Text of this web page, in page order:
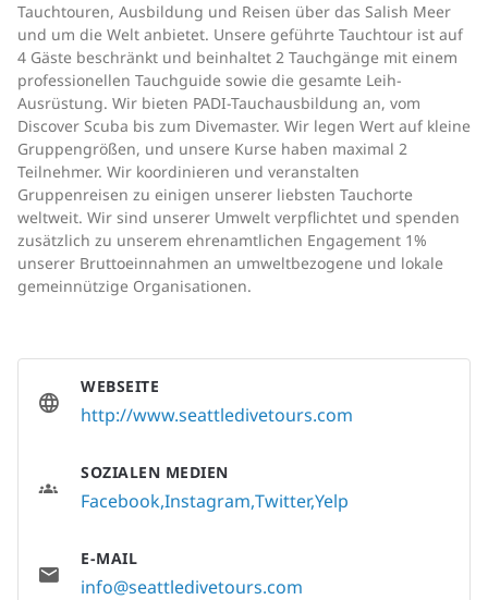
Tauchtouren, Ausbildung und Reisen über das Salish Meer
und um die Welt anbietet. Unsere geführte Tauchtour ist auf
4 Gäste beschränkt und beinhaltet 2 Tauchgänge mit einem
professionellen Tauchguide sowie die gesamte Leih-
Ausrüstung. Wir bieten PADI-Tauchausbildung an, vom
Discover Scuba bis zum Divemaster. Wir legen Wert auf kleine
Gruppengrößen, und unsere Kurse haben maximal 2
Teilnehmer. Wir koordinieren und veranstalten
Gruppenreisen zu einigen unserer liebsten Tauchorte
weltweit. Wir sind unserer Umwelt verpflichtet und spenden
zusätzlich zu unserem ehrenamtlichen Engagement 1%
unserer Bruttoeinnahmen an umweltbezogene und lokale
gemeinnützige Organisationen.
WEBSEITE
http://www.seattledivetours.com
SOZIALEN MEDIEN
FacebookInstagram TwitterYelp
E-MAIL
info@seattledivetours.com